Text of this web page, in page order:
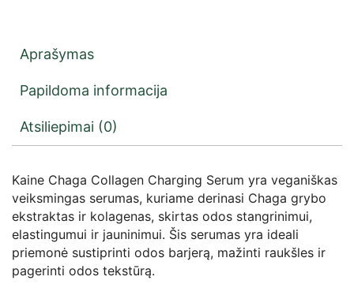
Aprašymas
Papildoma informacija
Atsiliepimai (0)
Kaine Chaga Collagen Charging Serum yra veganiškas
veiksmingas serumas, kuriame derinasi Chaga grybo
ekstraktas ir kolagenas, skirtas odos stangrinimui,
elastingumui ir jauninimui. Šis serumas yra ideali
priemonė sustiprinti odos barjerą, mažinti raukšles ir
pagerinti odos tekstūrą.